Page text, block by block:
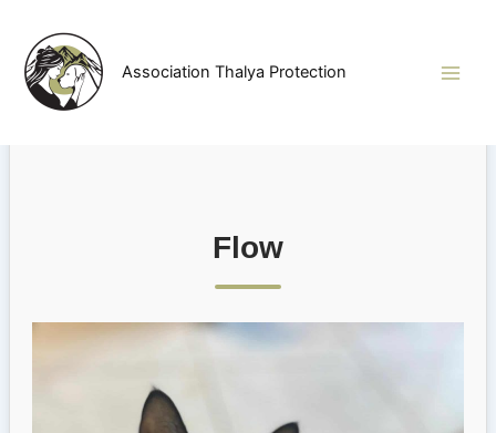
contenu
Association Thalya Protection
Flow